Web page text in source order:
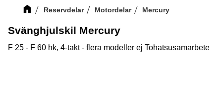
Reservdelar Motordelar Mercury
Svänghjulskil Mercury
F 25 - F 60 hk, 4-takt - flera modeller ej Tohatsusamarbete